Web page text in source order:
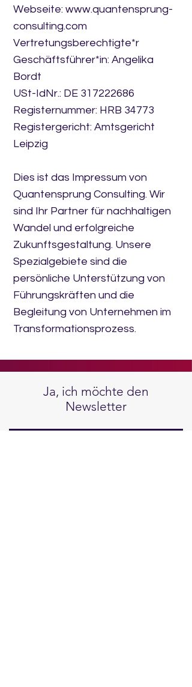
Webseite: www.quantensprung-
consulting.com
Vertretungsberechtigte*r
Geschäftsführer*in: Angelika
Bordt
USt-IdNr.: DE 317222686
Registernummer: HRB 34773
Registergericht: Amtsgericht
Leipzig
Dies ist das Impressum von
Quantensprung Consulting. Wir
sind Ihr Partner für nachhaltigen
Wandel und erfolgreiche
Zukunftsgestaltung. Unsere
Spezialgebiete sind die
persönliche Unterstützung von
Führungskräften und die
Begleitung von Unternehmen im
Transformationsprozess.
Ja, ich möchte den
Newsletter